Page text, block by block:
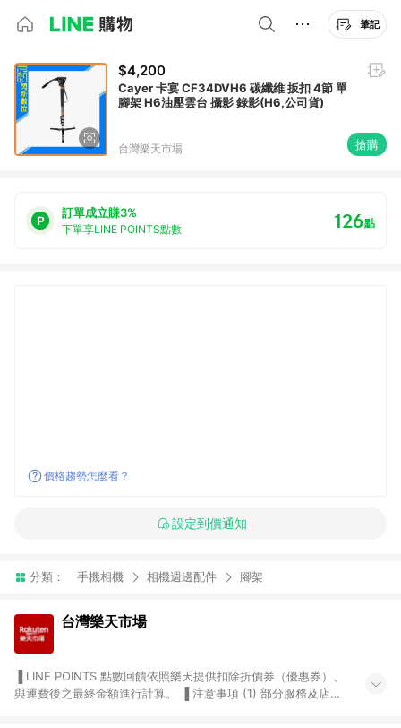
筆記
$4,200
Cayer 卡宴 CF34DVH6 碳纖維 扳扣 4節 單
腳架 H6油壓雲台 攝影 錄影(H6,公司貨)
台灣樂天市場 搶購
訂單成立賺3%
下單享LINE POINTS點數 126點
價格趨勢怎麼看？
設定到價通知
分類： 手機相機 相機週邊配件 腳架
台灣樂天市場
與運費後之最終金額進行計算。 ▐ 注意事項 (1) 部分服務及店家